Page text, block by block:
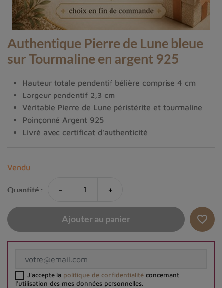
Authentique Pierre de Lune bleue
sur Tourmaline en argent 925
Hauteur totale pendentif bélière comprise 4 cm
Largeur pendentif 2,3 cm
Véritable Pierre de Lune péristérite et tourmaline
Poinçonné Argent 925
Livré avec certificat d'authenticité
Vendu
Quantité : - +
Ajouter au panier favorite_border
J'accepte la politique de confidentialitéconcernant
l'utilisation des mes données personnelles.